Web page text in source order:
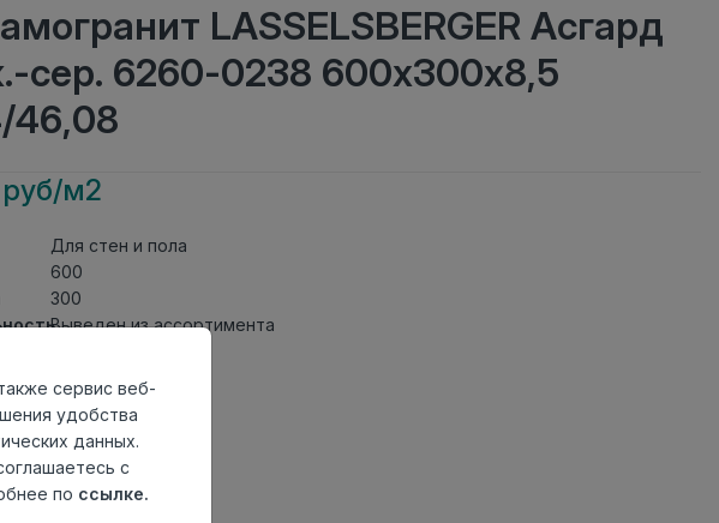
LASSELSBERGER Асгард
сер. 6260-0238 600х300х8,5
46,08
м2
Для стен и пола
600
300
Выведен из ассортимента
8,5
матовая
Россия
сервис веб-
удобства
данных.
с
по ссылке.